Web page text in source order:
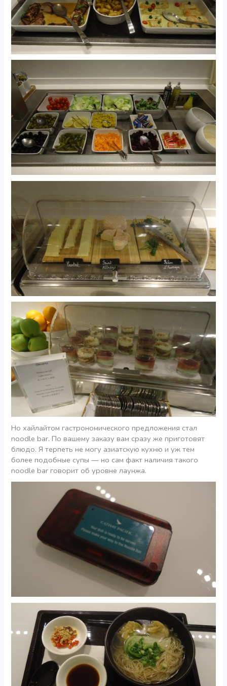
Но хайлайтом гастрономического предложения стал
noodle bar. По вашему заказу вам сразу же приготовят
блюдо. Я терпеть не могу азиатскую кухню и уж тем
более подобные супы — но сам факт наличия такого
noodle bar говорит об уровне лаунжа.